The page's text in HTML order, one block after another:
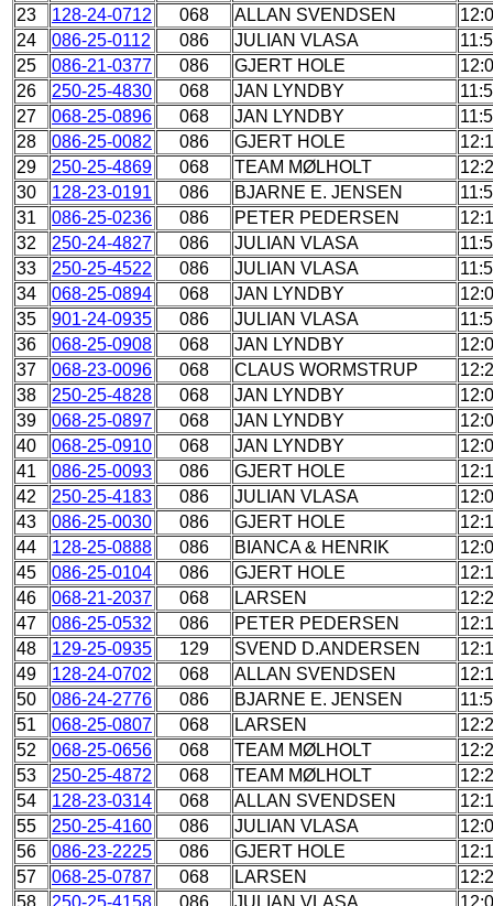
23
128-24-0712 068 ALLAN SVENDSEN
24
086-25-0112 086 JULIAN VLASA
25
086-21-0377 086 GJERT HOLE
26
250-25-4830 068 JAN LYNDBY
27
068-25-0896 068 JAN LYNDBY
28
086-25-0082 086 GJERT HOLE
29
250-25-4869 068 TEAM MØLHOLT
30
128-23-0191 086 BJARNE E. JENSEN
31
086-25-0236 086 PETER PEDERSEN
32
250-24-4827 086 JULIAN VLASA
33
250-25-4522 086 JULIAN VLASA
34
068-25-0894 068 JAN LYNDBY
35
901-24-0935 086 JULIAN VLASA
36
068-25-0908 068 JAN LYNDBY
37
068-23-0096 068 CLAUS WORMSTRUP
38
250-25-4828 068 JAN LYNDBY
39
068-25-0897 068 JAN LYNDBY
40
068-25-0910 068 JAN LYNDBY
41
086-25-0093 086 GJERT HOLE
42
250-25-4183 086 JULIAN VLASA
43
086-25-0030 086 GJERT HOLE
44
128-25-0888 086 BIANCA & HENRIK
45
086-25-0104 086 GJERT HOLE
46
068-21-2037 068 LARSEN
47
086-25-0532 086 PETER PEDERSEN
48
129-25-0935 129 SVEND D.ANDERSEN
49
128-24-0702 068 ALLAN SVENDSEN
50
086-24-2776 086 BJARNE E. JENSEN
51
068-25-0807 068 LARSEN
52
068-25-0656 068 TEAM MØLHOLT
53
250-25-4872 068 TEAM MØLHOLT
54
128-23-0314 068 ALLAN SVENDSEN
55
250-25-4160 086 JULIAN VLASA
56
086-23-2225 086 GJERT HOLE
57
068-25-0787 068 LARSEN
58
250-25-4158 086 JULIAN VLASA